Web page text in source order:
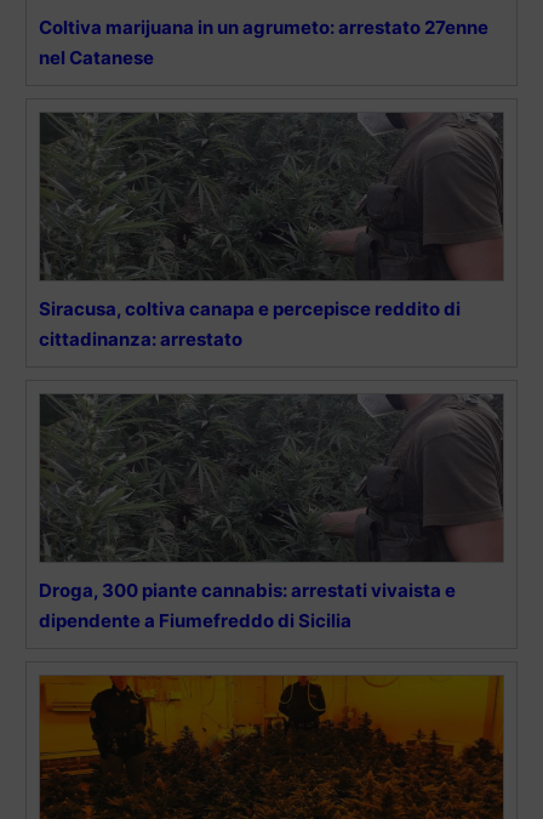
Coltiva marijuana in un agrumeto: arrestato 27enne
nel Catanese
Siracusa, coltiva canapa e percepisce reddito di
cittadinanza: arrestato
Droga, 300 piante cannabis: arrestati vivaista e
dipendente a Fiumefreddo di Sicilia